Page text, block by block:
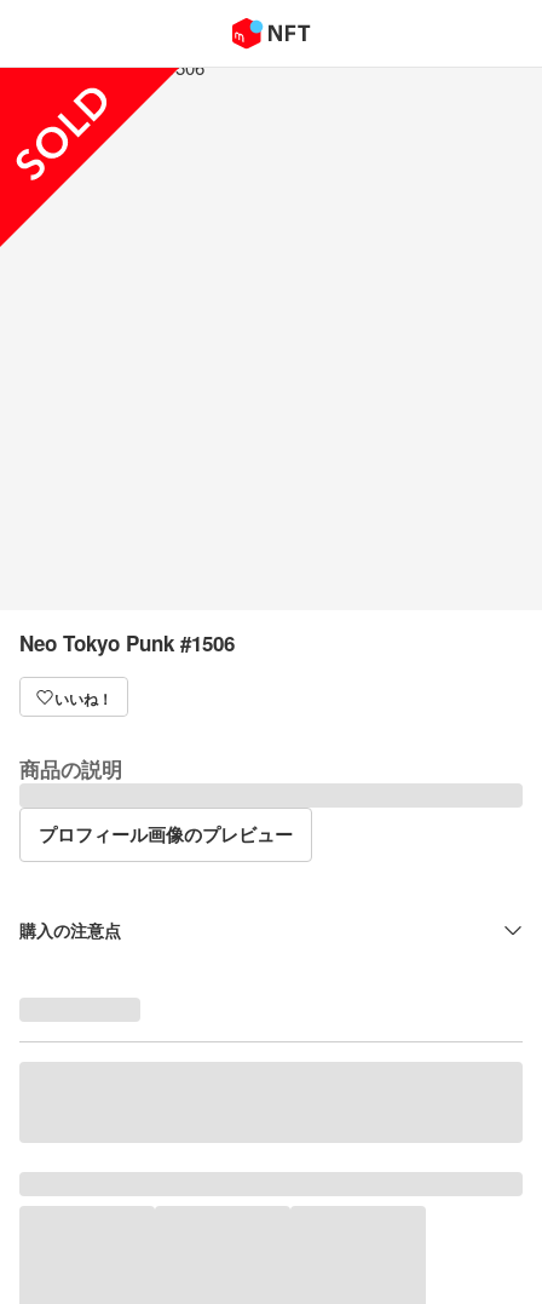
Neo Tokyo Punk #1506
いいね！
商品の説明
プロフィール画像のプレビュー
購入の注意点